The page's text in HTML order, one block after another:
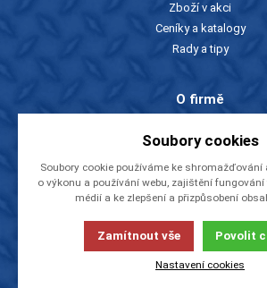
Zboží v akci
Ceníky a katalogy
Rady a tipy
O firmě
Kontakty
Videa
EU dotace
Tato stránka používá soubory cookies.
informací.
© 2013-2026
NÁSTROJE CZ, s.r.o.
Soubory cookies
Soubory cookie používáme ke
o výkonu a používání webu, zajištění
médií a ke zlepšení a přizpůsobení
Zamítnout vše Povolit
Nastavení cookies